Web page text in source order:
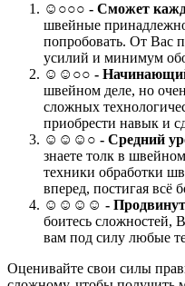
☺ ○○○ - Сможет
швейные
попробовать. От Вас
усилий и минимум
☺☺○○ -
швейном деле, но
сложных
приобрести навык и
☺☺☺○ - Средний
знаете толк в
техники обработки
вперед, постигая всё
☺☺☺☺ -
боитесь
вам под силу любые
Оценивайте свои силы